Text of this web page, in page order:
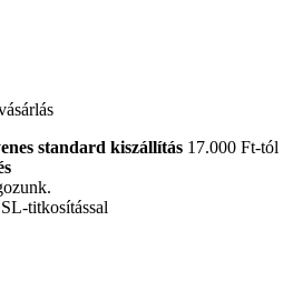
standard kiszállítás 17.000 Ft-tól
titkosítással